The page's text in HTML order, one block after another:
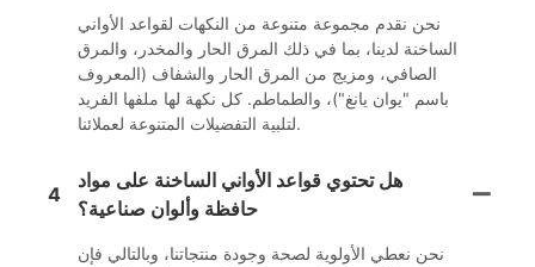
نحن نقدم مجموعة متنوعة من النكهات لقواعد الأواني
الساخنة لدينا، بما في ذلك المرق الحار والمخدر، والمرق
الصافي، ومزيج من المرق الحار والشفاف (المعروف
باسم "يوان يانغ")، والطماطم. كل نكهة لها ملفها الفريد
لتلبية التفضيلات المتنوعة لعملائنا.
4
هل تحتوي قواعد الأواني الساخنة على مواد
حافظة وألوان صناعية؟
نحن نعطي الأولوية لصحة وجودة منتجاتنا، وبالتالي فإن